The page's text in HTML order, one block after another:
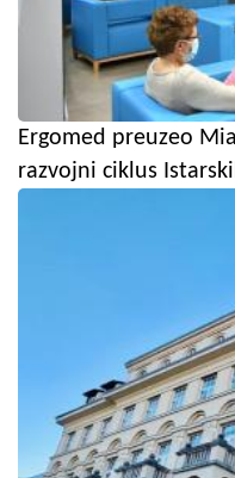
Ergomed preuzeo
razvojni ciklus